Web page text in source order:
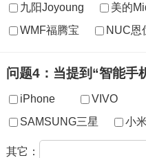
九阳Joyoung 美的
WMF福腾宝
NUC恩
问题4：当提到“智能手
iPhone VIVO
SAMSUNG三星
小
其它：